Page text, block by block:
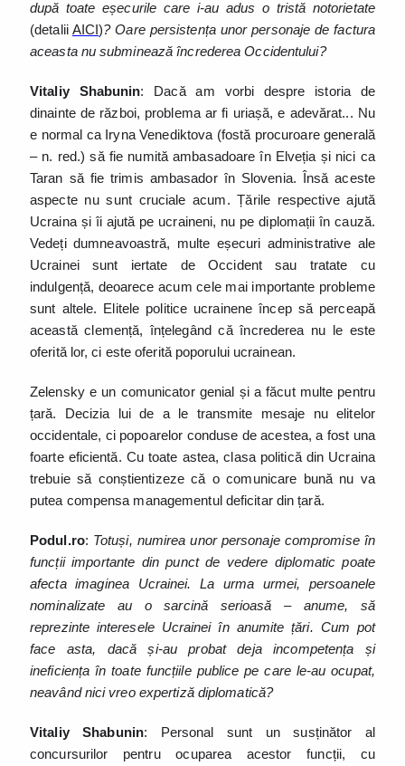
după toate eșecurile care i-au adus o tristă notorietate
(detalii AICI)? Oare persistența unor personaje de factura
aceasta nu subminează încrederea Occidentului?
Vitaliy Shabunin: Dacă am vorbi despre istoria de
dinainte de război, problema ar fi uriașă, e adevărat... Nu
e normal ca Iryna Venediktova (fostă procuroare generală
– n. red.) să fie numită ambasadoare în Elveția și nici ca
Taran să fie trimis ambasador în Slovenia. Însă aceste
aspecte nu sunt cruciale acum. Țările respective ajută
Ucraina și îi ajută pe ucraineni, nu pe diplomații în cauză.
Vedeți dumneavoastră, multe eșecuri administrative ale
Ucrainei sunt iertate de Occident sau tratate cu
indulgență, deoarece acum cele mai importante probleme
sunt altele. Elitele politice ucrainene încep să perceapă
această clemență, înțelegând că încrederea nu le este
oferită lor, ci este oferită poporului ucrainean.
Zelensky e un comunicator genial și a făcut multe pentru
țară. Decizia lui de a le transmite mesaje nu elitelor
occidentale, ci popoarelor conduse de acestea, a fost una
foarte eficientă. Cu toate astea, clasa politică din Ucraina
trebuie să conștientizeze că o comunicare bună nu va
putea compensa managementul deficitar din țară.
Podul.ro: Totuși, numirea unor personaje compromise în
funcții importante din punct de vedere diplomatic poate
afecta imaginea Ucrainei. La urma urmei, persoanele
nominalizate au o sarcină serioasă – anume, să
reprezinte interesele Ucrainei în anumite țări. Cum pot
face asta, dacă și-au probat deja incompetența și
ineficiența în toate funcțiile publice pe care le-au ocupat,
neavând nici vreo expertiză diplomatică?
Vitaliy Shabunin: Personal sunt un susținător al
concursurilor pentru ocuparea acestor funcții, cu